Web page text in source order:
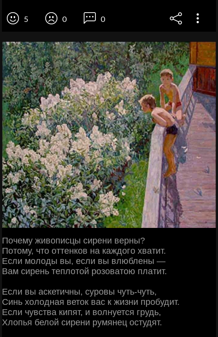
5 0 0
Почему живописцы сирени верны?
Потому, что оттенков на каждого хватит.
Если молоды вы, если вы влюблены —
Вам сирень теплотой розоватою платит.
Если вы аскетичны, суровы чуть-чуть,
Синь холодная веток вас к жизни пробудит.
Если чувства кипят, и волнуется грудь,
Хлопья белой сирени румянец остудят.